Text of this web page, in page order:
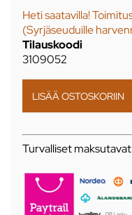
Heti saatavilla!
(Syrjäseuduille
Tilauskoodi
3109052
Turvalliset maksutavat